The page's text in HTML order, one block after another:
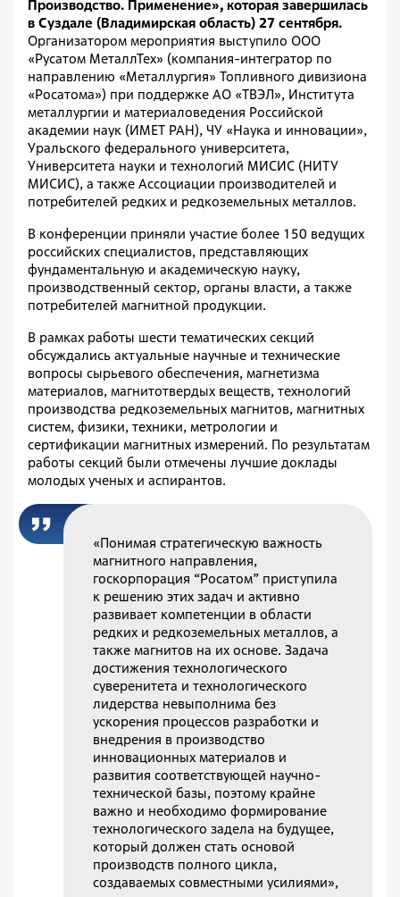
Производство. Применение», которая завершилась
в Суздале (Владимирская область) 27 сентября.
Организатором мероприятия выступило ООО
«Русатом МеталлТех» (компания-интегратор по
направлению «Металлургия» Топливного дивизиона
«Росатома») при поддержке АО «ТВЭЛ», Института
металлургии и материаловедения Российской
академии наук (ИМЕТ РАН), ЧУ «Наука и инновации»,
Уральского федерального университета,
Университета науки и технологий МИСИС (НИТУ
МИСИС), а также Ассоциации производителей и
потребителей редких и редкоземельных металлов.
В конференции приняли участие более 150 ведущих
российских специалистов, представляющих
фундаментальную и академическую науку,
производственный сектор, органы власти, а также
потребителей магнитной продукции.
В рамках работы шести тематических секций
обсуждались актуальные научные и технические
вопросы сырьевого обеспечения, магнетизма
материалов, магнитотвердых веществ, технологий
производства редкоземельных магнитов, магнитных
систем, физики, техники, метрологии и
сертификации магнитных измерений. По результатам
работы секций были отмечены лучшие доклады
молодых ученых и аспирантов.
«Понимая стратегическую важность
магнитного направления,
госкорпорация “Росатом” приступила
к решению этих задач и активно
развивает компетенции в области
редких и редкоземельных металлов, а
также магнитов на их основе. Задача
достижения технологического
суверенитета и технологического
лидерства невыполнима без
ускорения процессов разработки и
внедрения в производство
инновационных материалов и
развития соответствующей научно-
технической базы, поэтому крайне
важно и необходимо формирование
технологического задела на будущее,
который должен стать основой
производств полного цикла,
создаваемых совместными усилиями»,